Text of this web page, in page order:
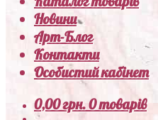
Новини
Арт-Блог
Контакти
Особистий кабінет
0,00грн.0 товарів